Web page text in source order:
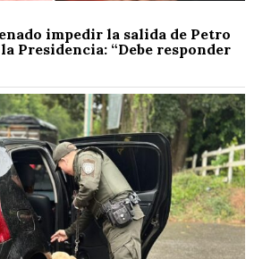
impedir la salida de Petro
Presidencia: “Debe responder